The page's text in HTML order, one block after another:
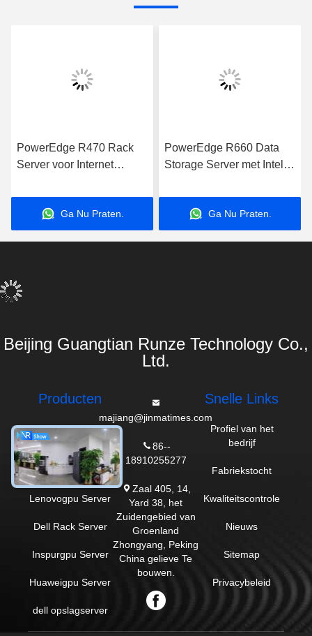
PowerEdge R470 Rack
Server voor Internet
Applications Server
Ga Nu Praten.
PowerEdge R660 Data
Storage Server met Intel
zakelijke toepassingen
Ga Nu Praten.
Beijing Guangtian Runze Technology Co.,
Ltd.
Producten
De Server van
Dell GPU
HPE-Rekserver
Lenovogpu Server
Dell Rack Server
Inspurgpu Server
Huaweigpu Server
dell opslagserver
majiang@jinmatimes.com
86--
18910255277
Zaal 405, 14,
Yard 38, het
Zuidengebied van
Groenland
Zhongyang, Peking
China gelieve Te
bouwen.
Snelle Links
Profiel van het
bedrijf
Fabriekstocht
Kwaliteitscontrole
Nieuws
Sitemap
Privacybeleid